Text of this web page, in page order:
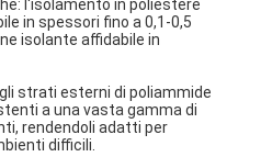
l'isolamento in poliestere
in spessori fino a 0,1-0,5
isolante affidabile in
strati esterni di poliammide
a una vasta gamma di
rendendoli adatti per
difficili.